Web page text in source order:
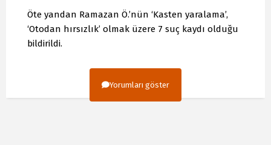
Öte yandan Ramazan Ö.’nün ‘Kasten yaralama’,
‘Otodan hırsızlık’ olmak üzere 7 suç kaydı olduğu
bildirildi.
Yorumları göster